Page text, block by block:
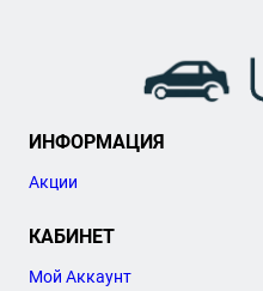
ИНФОРМАЦИЯ
Акции
КАБИНЕТ
Мой Аккаунт